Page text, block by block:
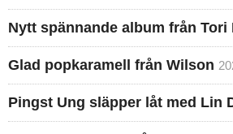
Nytt spännande album från Tori
Glad popkaramell från Wilson
Pingst Ung släpper låt med Lin